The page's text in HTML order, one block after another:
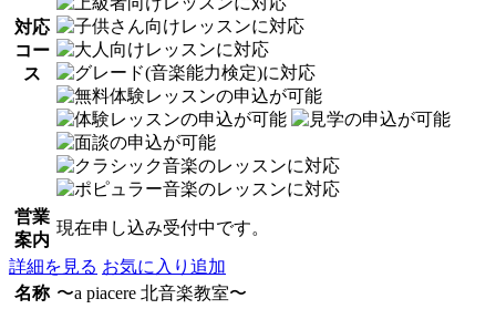
対応
コー
ス
営業
案内
現在申し込み受付中です。
詳細を見る お気に入り追加
名称 〜a piacere 北音楽教室〜